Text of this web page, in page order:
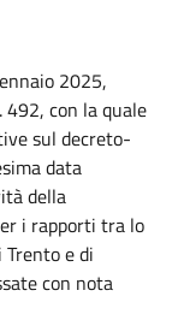
2025,
con la quale
sul decreto-
data
della
i rapporti tra lo
e di
con nota